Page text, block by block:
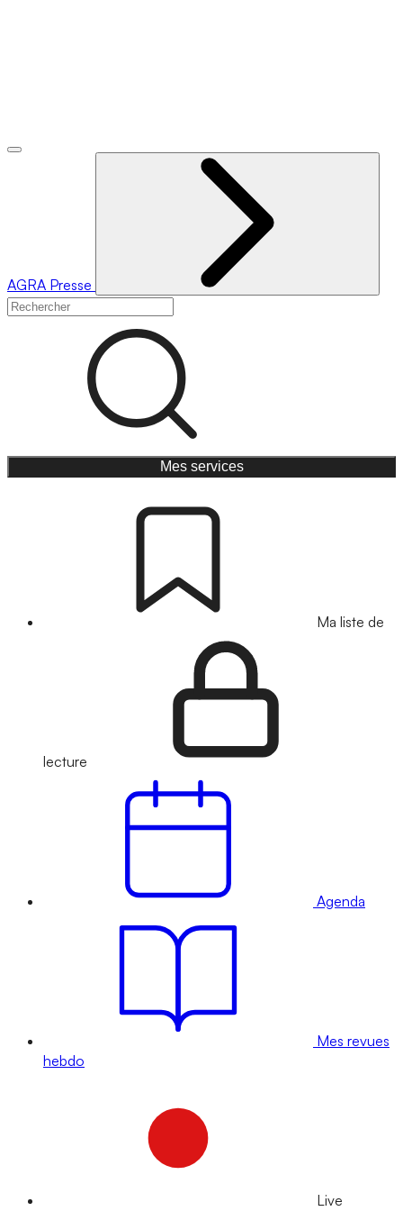
AGRA Presse
Mes services
Ma liste de
lecture
Agenda
Mes revues
hebdo
Live